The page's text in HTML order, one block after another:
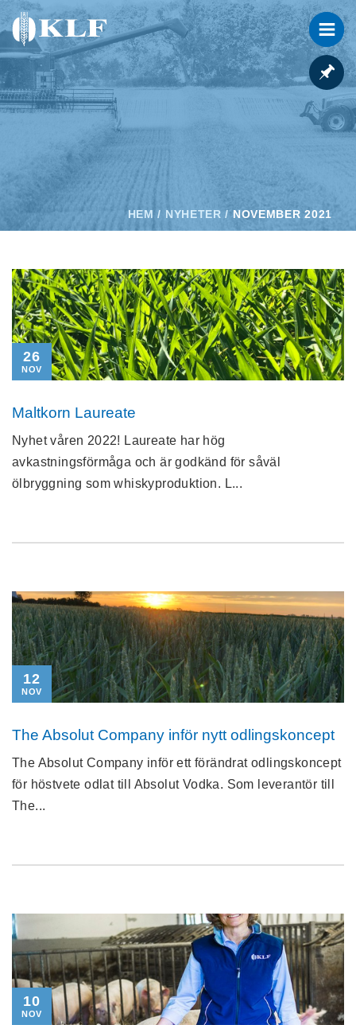
HEM / NYHETER /NOVEMBER 2021
26
NOV
Maltkorn Laureate
Nyhet våren 2022! Laureate har hög
avkastningsförmåga och är godkänd för såväl
ölbryggning som whiskyproduktion. L...
12
NOV
The Absolut Company inför nytt odlingskoncept
The Absolut Company inför ett förändrat odlingskoncept
för höstvete odlat till Absolut Vodka. Som leverantör till
The...
10
NOV